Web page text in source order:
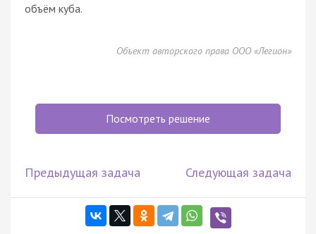
объём куба.
Объект авторского права ООО «Легион»
Посмотреть решение
Предыдущая задача Следующая задача